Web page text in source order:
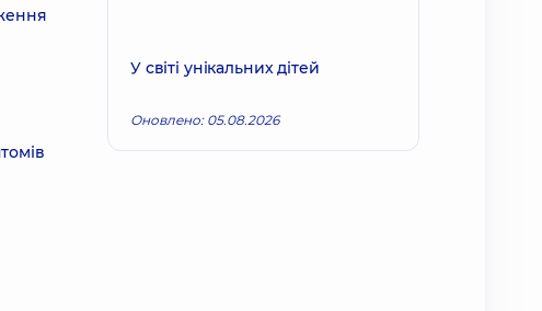
У світі унікальних дітей
Оновлено: 05.08.2026